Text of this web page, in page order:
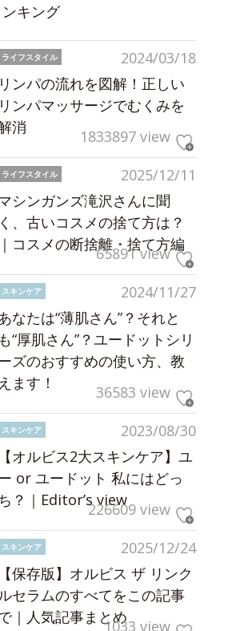
キング
2024/03/18
ライフスタイル
リンパの流れを図解！正しい
リンパマッサージでむくみを
消
1833897 view
2025/12/11
ライフスタイル
シンガンズ滝沢さんに聞
く、古いコスメの捨て方は？
｜コスメの断捨離・捨て方編
65891 view
2024/11/27
スキンケア
なたは“薄肌さん”？それと
も“厚肌さん”？ユードットシリ
ズのおすすめの使い方、教
えます！
36583 view
2023/08/30
スキンケア
【オルビス2大スキンケア】ユ
or ユードット 私にはどっ
？｜Editor’s view226609 view
2025/12/24
スキンケア
【保存版】オルビス ザ リンク
ルセラムのすべてをこの記事
｜人気記事まとめ1033 view